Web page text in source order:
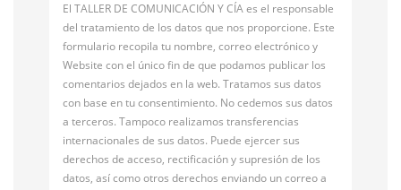
El TALLER DE COMUNICACIÓN Y CÍA es el responsable
del tratamiento de los datos que nos proporcione. Este
formulario recopila tu nombre, correo electrónico y
Website con el único fin de que podamos publicar los
comentarios dejados en la web. Tratamos sus datos
con base en tu consentimiento. No cedemos sus datos
a terceros. Tampoco realizamos transferencias
internacionales de sus datos. Puede ejercer sus
derechos de acceso, rectificación y supresión de los
datos, así como otros derechos enviando un correo a